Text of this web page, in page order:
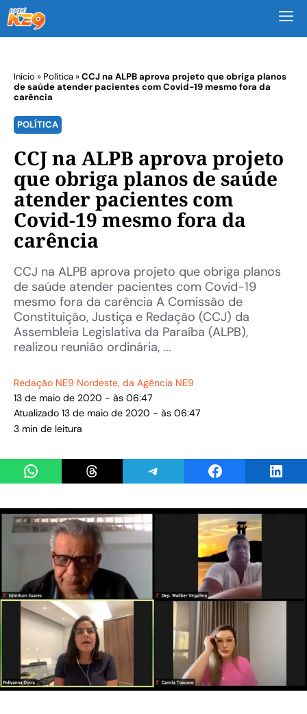
Início » Política»CCJ na ALPB aprova projeto que obriga planos
de saúde atender pacientes com Covid-19 mesmo fora da
carência
POLÍTICA
CCJ na ALPB aprova projeto
que obriga planos de saúde
atender pacientes com
Covid-19 mesmo fora da
carência
CCJ na ALPB aprova projeto que obriga planos
de saúde atender pacientes com Covid-19
mesmo fora da carência A Comissão de
Constituição, Justiça e Redação (CCJ) da
Assembleia Legislativa da Paraíba (ALPB),
realizou reunião ordinária, ...
Redação NE9 Nordeste, da Agência NE9
13 de maio de 2020 - às 06:47
Atualizado 13 de maio de 2020 - às 06:47
3 min de leitura
Share on WhatsAppShare on ThreadsShare on TelegramShare on Facebook